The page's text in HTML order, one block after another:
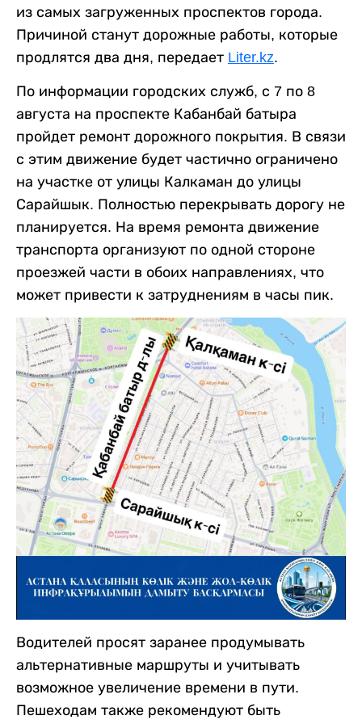
из самых загруженных проспектов города.
Причиной станут дорожные работы, которые
продлятся два дня, передает Liter.kz.
По информации городских служб, с 7 по 8
августа на проспекте Кабанбай батыра
пройдет ремонт дорожного покрытия. В связи
с этим движение будет частично ограничено
на участке от улицы Калкаман до улицы
Сарайшык. Полностью перекрывать дорогу не
планируется. На время ремонта движение
транспорта организуют по одной стороне
проезжей части в обоих направлениях, что
может привести к затруднениям в часы пик.
Водителей просят заранее продумывать
альтернативные маршруты и учитывать
возможное увеличение времени в пути.
Пешеходам также рекомендуют быть